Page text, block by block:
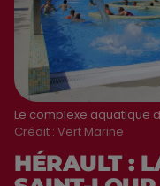
Le complexe aquatique
Crédit : Vert Marine
HÉRAULT :